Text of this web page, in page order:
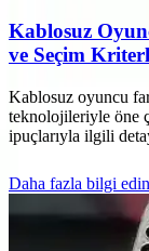
Kablosuz
ve Seçim
Kablosuz oyuncu
teknolojileriyle öne
ipuçlarıyla ilgili
Daha fazla bilgi